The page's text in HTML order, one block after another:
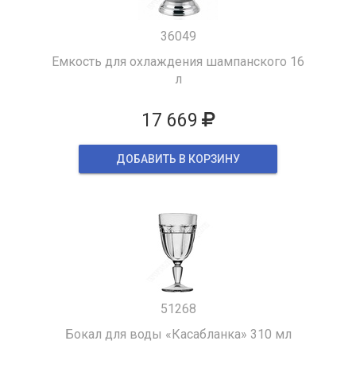
36049
Емкость для охлаждения шампанского 16
л
17 669
ДОБАВИТЬ В КОРЗИНУ
51268
Бокал для воды «Касабланка» 310 мл